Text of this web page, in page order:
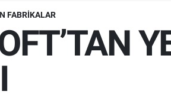
FABRIKALAR